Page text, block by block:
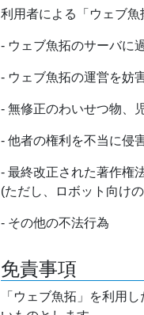
利用者による「ウェブ魚
- ウェブ魚拓のサーバに
- ウェブ魚拓の運営を妨
- 無修正のわいせつ物、
- 他者の権利を不当に侵
- 最終改正された著作権
(ただし、ロボット向け
- その他の不法行為
免責事項
「ウェブ魚拓」を利用